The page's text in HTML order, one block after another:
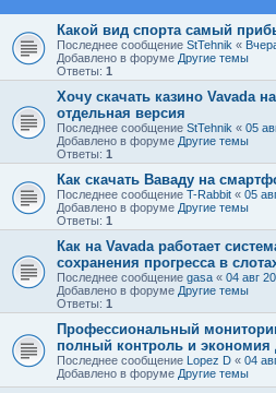
Какой вид спорта самый
Последнее сообщение StTehnik «
Добавлено в форуме Другие темы
Ответы: 1
Хочу скачать казино Vavada
отдельная версия
Последнее сообщение StTehnik « 05
Добавлено в форуме Другие темы
Ответы: 1
Как скачать Ваваду на
Последнее сообщение T-Rabbit « 05
Добавлено в форуме Другие темы
Ответы: 1
Как на Vavada работает
сохранения прогресса в
Последнее сообщение gasa « 04 авг
Добавлено в форуме Другие темы
Ответы: 1
Профессиональный
полный контроль и экономия
Последнее сообщение Lopez D « 04
Добавлено в форуме Другие темы